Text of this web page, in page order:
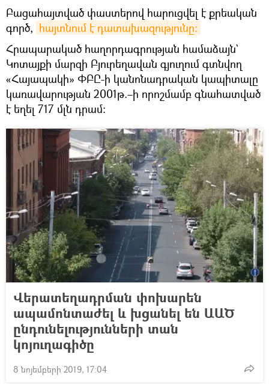
Բացահայտված փաստերով հարուցվել է քրեական
գործ, հայտնում է դատախազությունը։
Հրապարակած հաղորդագրության համաձայն`
Կոտայքի մարզի Բյուրեղավան գյուղում գտնվող
«Հայապակի» ՓԲԸ-ի կանոնադրական կապիտալը
կառավարության 2001թ.–ի որոշմամբ գնահատված
է եղել 717 մլն դրամ։
Վերատեղադրման փոխարեն
ապամոնտաժել և խցանել են ԱԱԾ
ընդունելությունների տան
կոյուղագիծը
8 նոյեմբերի 2019, 17:04